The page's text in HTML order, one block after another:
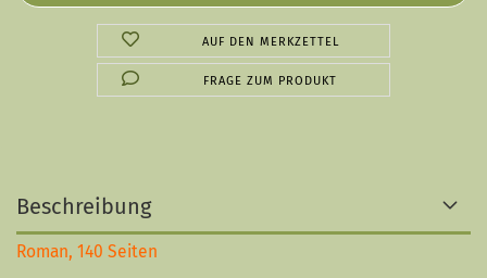
AUF DEN MERKZETTEL
FRAGE ZUM PRODUKT
Beschreibung
Roman, 140 Seiten